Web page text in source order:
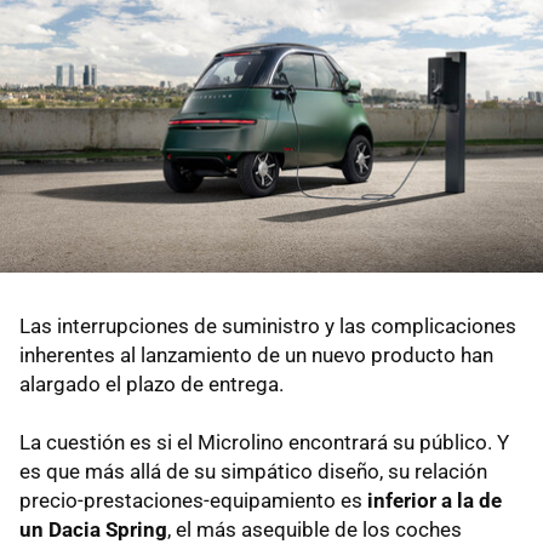
Las interrupciones de suministro y las complicaciones
inherentes al lanzamiento de un nuevo producto han
alargado el plazo de entrega.
La cuestión es si el Microlino encontrará su público. Y
es que más allá de su simpático diseño, su relación
precio-prestaciones-equipamiento es inferior a la de
un Dacia Spring, el más asequible de los coches